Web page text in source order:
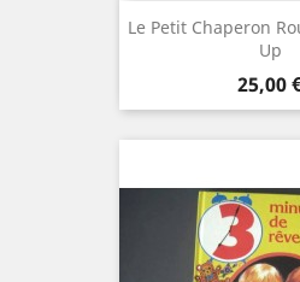
Le Petit Chaperon
Up
Prix
25,00